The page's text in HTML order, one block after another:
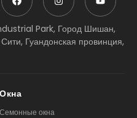
Park, Город Шишан,
Гуандонская провинция,
Окна
Семонные окна